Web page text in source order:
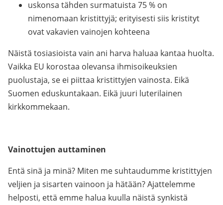
uskonsa tähden surmatuista 75 % on
nimenomaan kristittyjä; erityisesti siis kristityt
ovat vakavien vainojen kohteena
Näistä tosiasioista vain ani harva haluaa kantaa huolta.
Vaikka EU korostaa olevansa ihmisoikeuksien
puolustaja, se ei piittaa kristittyjen vainosta. Eikä
Suomen eduskuntakaan. Eikä juuri luterilainen
kirkkommekaan.
Vainottujen auttaminen
Entä sinä ja minä? Miten me suhtaudumme kristittyjen
veljien ja sisarten vainoon ja hätään? Ajattelemme
helposti, että emme halua kuulla näistä synkistä